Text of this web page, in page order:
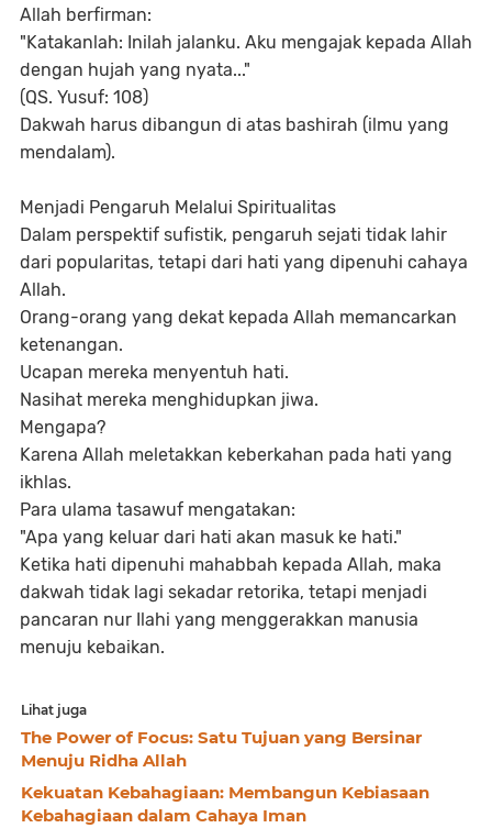
Allah berfirman:
"Katakanlah: Inilah jalanku. Aku mengajak kepada Allah
dengan hujah yang nyata..."
(QS. Yusuf: 108)
Dakwah harus dibangun di atas bashirah (ilmu yang
mendalam).
Menjadi Pengaruh Melalui Spiritualitas
Dalam perspektif sufistik, pengaruh sejati tidak lahir
dari popularitas, tetapi dari hati yang dipenuhi cahaya
Allah.
Orang-orang yang dekat kepada Allah memancarkan
ketenangan.
Ucapan mereka menyentuh hati.
Nasihat mereka menghidupkan jiwa.
Mengapa?
Karena Allah meletakkan keberkahan pada hati yang
ikhlas.
Para ulama tasawuf mengatakan:
"Apa yang keluar dari hati akan masuk ke hati."
Ketika hati dipenuhi mahabbah kepada Allah, maka
dakwah tidak lagi sekadar retorika, tetapi menjadi
pancaran nur Ilahi yang menggerakkan manusia
menuju kebaikan.
Lihat juga
The Power of Focus: Satu Tujuan yang Bersinar
Menuju Ridha Allah
Kekuatan Kebahagiaan: Membangun Kebiasaan
Kebahagiaan dalam Cahaya Iman